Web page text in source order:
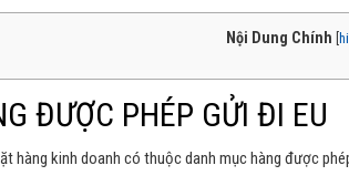
Nội Dung Chính
ĐƯỢC PHÉP GỬI ĐI EU
hàng kinh doanh có thuộc danh mục hàng được